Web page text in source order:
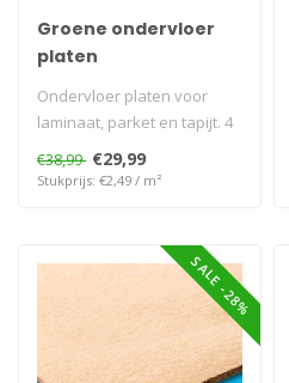
Groene ondervloer
platen
Ondervloer platen voor
laminaat, parket en tapijt. 4
mm, 5 mm, 7 mm of 10 mm
dik..
€38,99 €29,99
Stukprijs: €2,49 / m²
SALE -28%